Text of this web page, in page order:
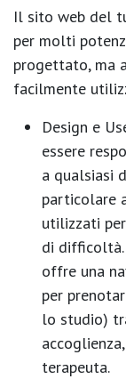
Il sito web del
per molti
progettato, ma
facilmente
Design e
essere
a qualsiasi
particolare
utilizzati
di difficoltà.
offre una
per
lo studio)
terapeuta.